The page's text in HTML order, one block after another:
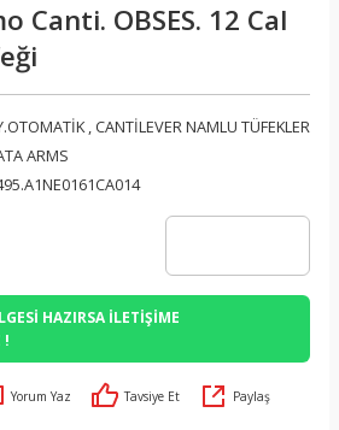
Canti. OBSES. 12 Cal
, CANTİLEVER NAMLU TÜFEKLER
ARMS
HAZIRSA İLETİŞİME
!
Yorum Yaz Tavsiye Et Paylaş